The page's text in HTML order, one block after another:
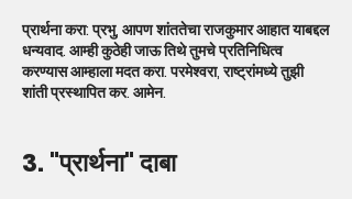
प्रार्थना करा: प्रभु, आपण शांततेचा राजकुमार आहात याबद्दल
धन्यवाद. आम्ही कुठेही जाऊ तिथे तुमचे प्रतिनिधित्व
करण्यास आम्हाला मदत करा. परमेश्वरा, राष्ट्रांमध्ये तुझी
शांती प्रस्थापित कर. आमेन.
3. "प्रार्थना" दाबा